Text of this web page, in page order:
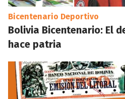
Bicentenario Deportivo
Bolivia Bicentenario: El
hace patria